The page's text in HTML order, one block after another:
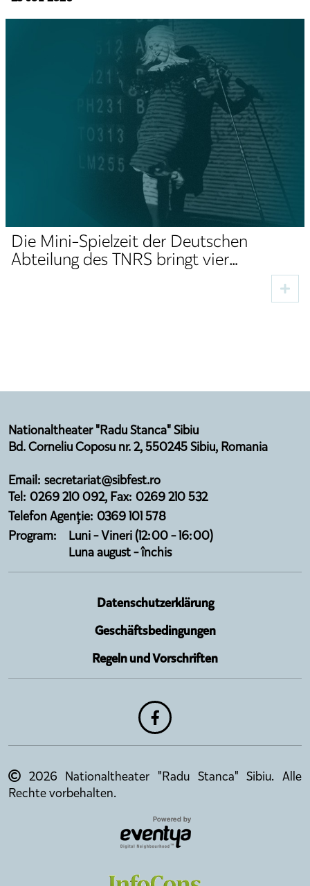
Die Mini-Spielzeit der Deutschen
Abteilung des TNRS bringt vier
Aufführungen, zwei Premieren und
Gäste aus dem Kulturbereich nach Sibiu
Nationaltheater "Radu Stanca" Sibiu
Bd. Corneliu Coposu nr. 2, 550245 Sibiu, Romania
Email: secretariat@sibfest.ro
Tel: 0269 210 092, Fax: 0269 210 532
Telefon Agenție: 0369 101 578
Program:
Luni - Vineri (12:00 - 16:00)
Luna august - închis
Datenschutzerklärung
Geschäftsbedingungen
Regeln und Vorschriften
2026 Nationaltheater "Radu Stanca" Sibiu. Alle
Rechte vorbehalten.